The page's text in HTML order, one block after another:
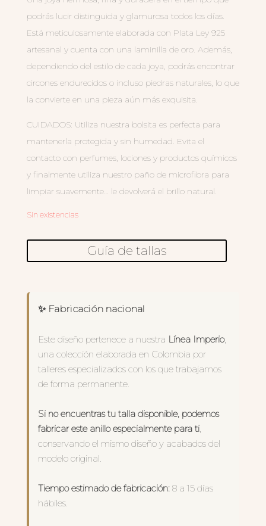
podrás lucir distinguida y glamurosa todos los días.
Está meticulosamente elaborada con Plata Ley 925
artesanal y cuenta con una laminilla de oro. Además,
dependiendo del estilo de cada joya, podrás encontrar
circones endurecidos o incluso piedras naturales, lo que
la convierte en una pieza aún más exquisita.
CUIDADOS: Utiliza nuestra bolsita es perfecta para
mantenerla protegida y sin humedad. Evita el
contacto con perfumes, lociones y productos químicos
y finalmente utiliza nuestro paño de microfibra para
limpiar suavemente… le devolverá el brillo natural.
Sin existencias
Guía de tallas
✨ Fabricación nacional
Este diseño pertenece a nuestra Línea Imperio,
una colección elaborada en Colombia por
talleres especializados con los que trabajamos
de forma permanente.
Si no encuentras tu talla disponible, podemos
fabricar este anillo especialmente para ti,
conservando el mismo diseño y acabados del
modelo original.
Tiempo estimado de fabricación:8 a 15 días
hábiles.